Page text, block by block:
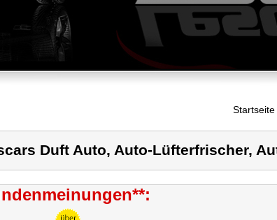
Startseite
Duft Auto, Auto-Lüfterfrischer,